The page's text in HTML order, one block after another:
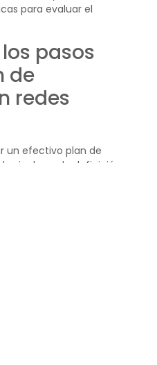
para evaluar el
pasos
de
redes
un efectivo plan de
incluyen la definición